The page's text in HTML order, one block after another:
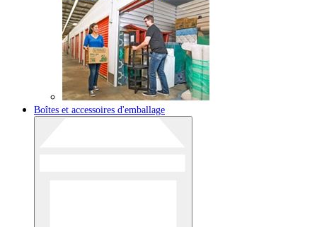
Boîtes et accessoires d'emballage